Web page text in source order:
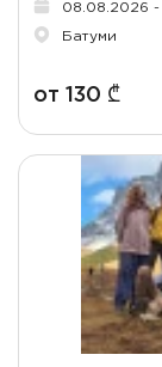
08.08.2026
Батуми
от 130 ₾